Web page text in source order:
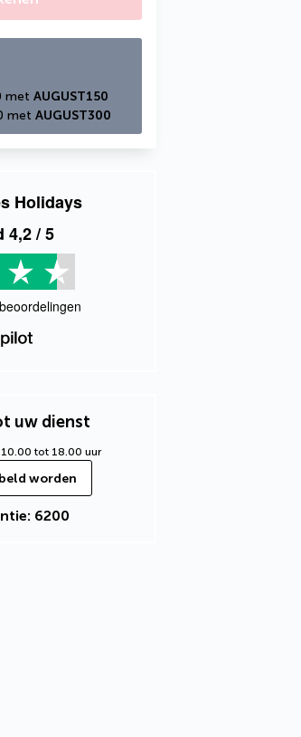
met AUGUST150
met AUGUST300
Holidays
4,2/ 5
beoordelingen
uw dienst
tot 18.00 uur
worden
6200